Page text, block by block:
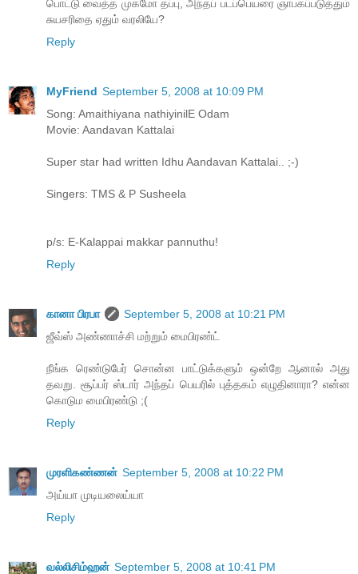
பொட்டு வைத்த முகமோ தப்பு, அந்தப் படப்பெயரை ஞாபகப்படுத்தும்
சுயசரிதை ஏதும் வரலியே?
Reply
MyFriend September 5, 2008 at 10:09 PM
Song: Amaithiyana nathiyinilE Odam
Movie: Aandavan Kattalai
Super star had written Idhu Aandavan Kattalai.. ;-)
Singers: TMS & P Susheela
p/s: E-Kalappai makkar pannuthu!
Reply
கானா பிரபா
September 5, 2008 at 10:21 PM
ஜீவ்ஸ் அண்ணாச்சி மற்றும் மைபிரண்ட்
நீங்க ரெண்டுபேர் சொன்ன பாட்டுக்களும் ஒன்றே ஆனால் அது
தவறு. சூப்பர் ஸ்டார் அந்தப் பெயரில் புத்தகம் எழுதினாரா? என்ன
கொடும மைபிரண்டு ;(
Reply
முரளிகண்ணன் September 5, 2008 at 10:22 PM
அய்யா முடியலைய்யா
Reply
வல்லிசிம்ஹன் September 5, 2008 at 10:41 PM